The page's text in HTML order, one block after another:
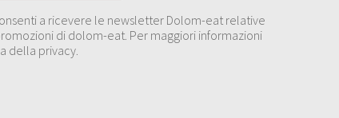
a ricevere le newsletter Dolom-eat relative
di dolom-eat. Per maggiori informazioni
della privacy.